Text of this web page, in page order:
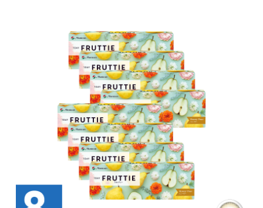
2WEEK / 2週間 使い捨て
1MONTH / 1ヶ月 使い捨て
乱視用コンタクトレンズ
遠近両用コンタクトレンズ
カラーコンタクトレンズ
ハード コンタクトレンズ
メアシス
ジョンソン&ジョンソ
クーパービジョン ボシュロム
日本アルコン シード
検 索
INFORMATION
MYコンタクト（らくらく再購入）
はじめての方へ
おトク定期便